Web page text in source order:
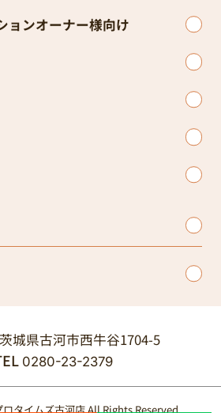
ョンオーナー様向け
城県古河市西牛谷1704-5
0280-23-2379
タイムズ古河店 All Rights Reserved.